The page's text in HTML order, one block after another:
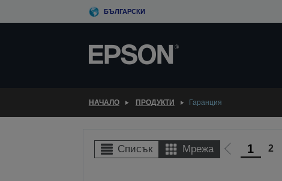
to
БЪЛГАРСКИ
НАЧАЛО ПРОДУКТИ Гаранция
Списък Мрежа
Отиди
1 2